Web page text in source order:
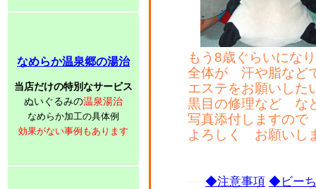
なめらか温泉郷の湯治
当店だけの特別なサービス
ぬいぐるみの温泉湯治
なめらか加工の具体例
効果がない事例もあります
もう8歳ぐらいにな
全体が 汗や脂など
エステをお願いした
黒目の修理など な
写真添付しますの
よろしく お願いし
◆注意事項 ◆ビーち